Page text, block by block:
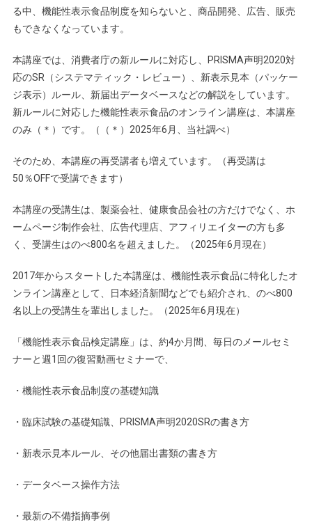
る中、機能性表示食品制度を知らないと、商品開発、広告、販売
もできなくなっています。
本講座では、消費者庁の新ルールに対応し、PRISMA声明2020対
応のSR（システマティック・レビュー）、新表示見本（パッケー
ジ表示）ルール、新届出データベースなどの解説をしています。
新ルールに対応した機能性表示食品のオンライン講座は、本講座
のみ（＊）です。（（＊）2025年6月、当社調べ）
そのため、本講座の再受講者も増えています。（再受講は
50％OFFで受講できます）
本講座の受講生は、製薬会社、健康食品会社の方だけでなく、ホ
ームページ制作会社、広告代理店、アフィリエイターの方も多
く、受講生はのべ800名を超えました。（2025年6月現在）
2017年からスタートした本講座は、機能性表示食品に特化したオ
ンライン講座として、日本経済新聞などでも紹介され、のべ800
名以上の受講生を輩出しました。（2025年6月現在）
「機能性表示食品検定講座」は、約4か月間、毎日のメールセミ
ナーと週1回の復習動画セミナーで、
・機能性表示食品制度の基礎知識
・臨床試験の基礎知識、PRISMA声明2020SRの書き方
・新表示見本ルール、その他届出書類の書き方
・データベース操作方法
・最新の不備指摘事例